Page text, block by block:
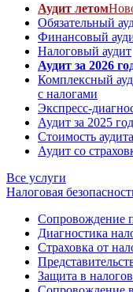
Аудит летом
Обязательный
Финансовый
Налоговый аудит
Аудит за 2026
Комплексный
с налогами
Экспресс-
Аудит за 2025 год
Стоимость аудита
Аудит со
Все услуги
Налоговая
Сопровождение
Диагностика
Страховка от
Защита в